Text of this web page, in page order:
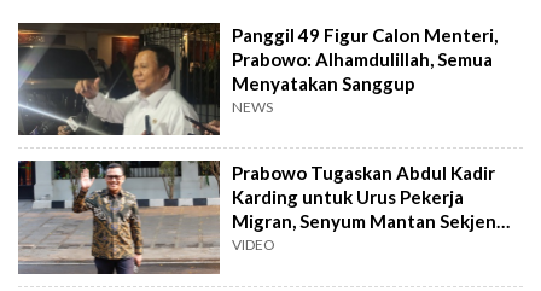
Panggil 49 Figur Calon Menteri,
Prabowo: Alhamdulillah, Semua
Menyatakan Sanggup
NEWS
Prabowo Tugaskan Abdul Kadir
Karding untuk Urus Pekerja
Migran, Senyum Mantan Sekjen
PKB Jadi Sorotan!
VIDEO